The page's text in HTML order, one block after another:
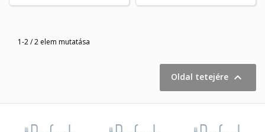
1-2 / 2 elem mutatása
Oldal tetejére 
add_circle_outline Create new list
Mégsem